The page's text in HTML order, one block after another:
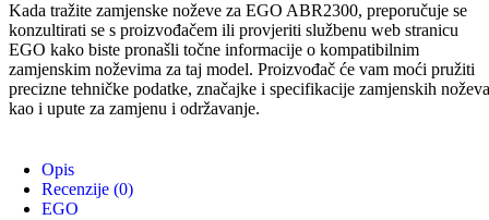
Kada tražite zamjenske noževe za EGO ABR2300, preporučuje se
konzultirati se s proizvođačem ili provjeriti službenu web stranicu
EGO kako biste pronašli točne informacije o kompatibilnim
zamjenskim noževima za taj model. Proizvođač će vam moći pružiti
precizne tehničke podatke, značajke i specifikacije zamjenskih
kao i upute za zamjenu i održavanje.
Opis
Recenzije (0)
EGO